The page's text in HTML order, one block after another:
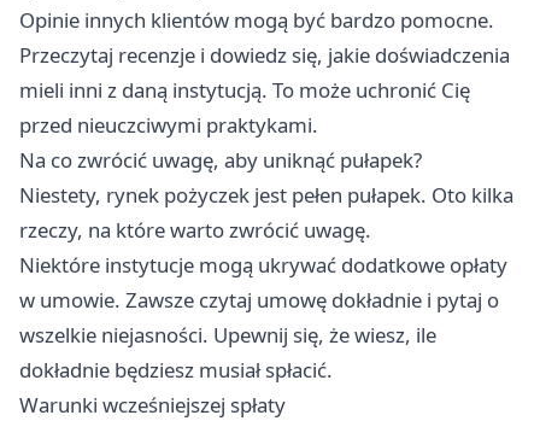
Opinie innych klientów mogą być bardzo pomocne.
Przeczytaj recenzje i dowiedz się, jakie doświadczenia
mieli inni z daną instytucją. To może uchronić Cię
przed nieuczciwymi praktykami.
Na co zwrócić uwagę, aby uniknąć pułapek?
Niestety, rynek pożyczek jest pełen pułapek. Oto kilka
rzeczy, na które warto zwrócić uwagę.
Niektóre instytucje mogą ukrywać dodatkowe opłaty
w umowie. Zawsze czytaj umowę dokładnie i pytaj o
wszelkie niejasności. Upewnij się, że wiesz, ile
dokładnie będziesz musiał spłacić.
Warunki wcześniejszej spłaty